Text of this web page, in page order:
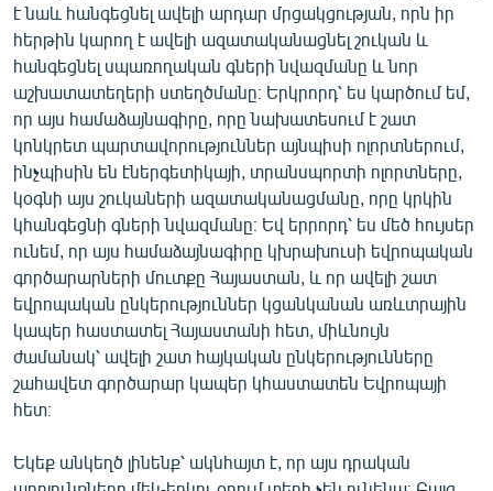
է նաև հանգեցնել ավելի արդար մրցակցության, որն իր
հերթին կարող է ավելի ազատականացնել շուկան և
հանգեցնել սպառողական գների նվազմանը և նոր
աշխատատեղերի ստեղծմանը։ Երկրորդ՝ ես կարծում եմ,
որ այս համաձայնագիրը, որը նախատեսում է շատ
կոնկրետ պարտավորություններ այնպիսի ոլորտներում,
ինչպիսին են էներգետիկայի, տրանսպորտի ոլորտները,
կօգնի այս շուկաների ազատականացմանը, որը կրկին
կհանգեցնի գների նվազմանը։ Եվ երրորդ՝ ես մեծ հույսեր
ունեմ, որ այս համաձայնագիրը կխրախուսի եվրոպական
գործարարների մուտքը Հայաստան, և որ ավելի շատ
եվրոպական ընկերություններ կցանկանան առևտրային
կապեր հաստատել Հայաստանի հետ, միևնույն
ժամանակ՝ ավելի շատ հայկական ընկերությունները
շահավետ գործարար կապեր կհաստատեն Եվրոպայի
հետ։
Եկեք անկեղծ լինենք՝ ակնհայտ է, որ այս դրական